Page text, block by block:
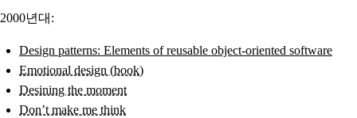
2000년대:
Design patterns: Elements of reusable object-oriented software
Emotional design (book)
Desining the moment
Don’t make me think